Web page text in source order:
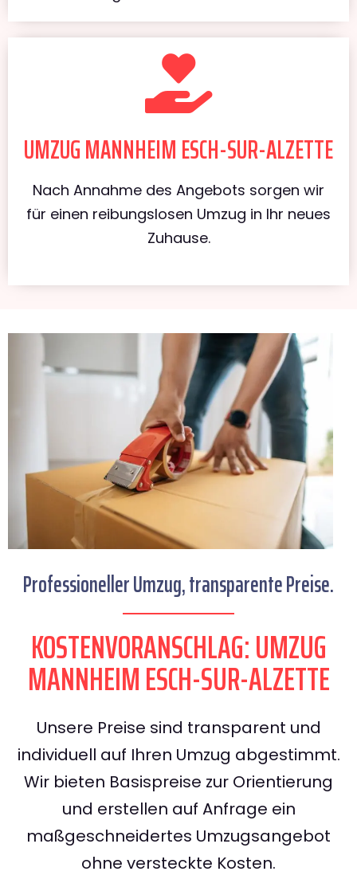
UMZUG MANNHEIM ESCH-SUR-ALZETTE
Nach Annahme des Angebots sorgen wir
für einen reibungslosen Umzug in Ihr neues
Zuhause.
Professioneller Umzug, transparente Preise.
KOSTENVORANSCHLAG: UMZUG
MANNHEIM ESCH-SUR-ALZETTE
Unsere Preise sind transparent und
individuell auf Ihren Umzug abgestimmt.
Wir bieten Basispreise zur Orientierung
und erstellen auf Anfrage ein
maßgeschneidertes Umzugsangebot
ohne versteckte Kosten.